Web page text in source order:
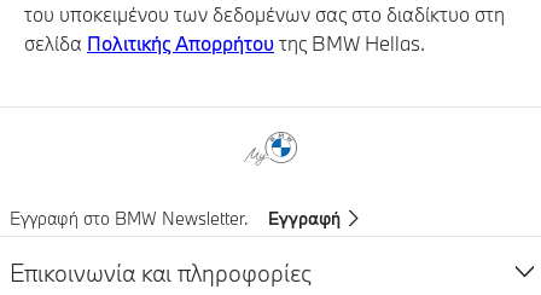
του υποκειμένου των δεδομένων σας στο διαδίκτυο στη
σελίδα Πολιτικής Απορρήτουτης BMW Hellas.